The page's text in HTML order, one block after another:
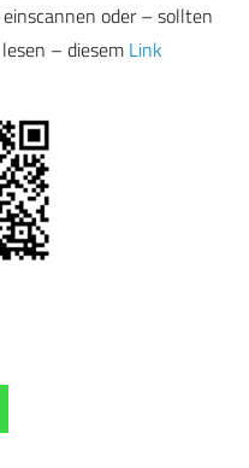
oder – sollten
– diesem Link